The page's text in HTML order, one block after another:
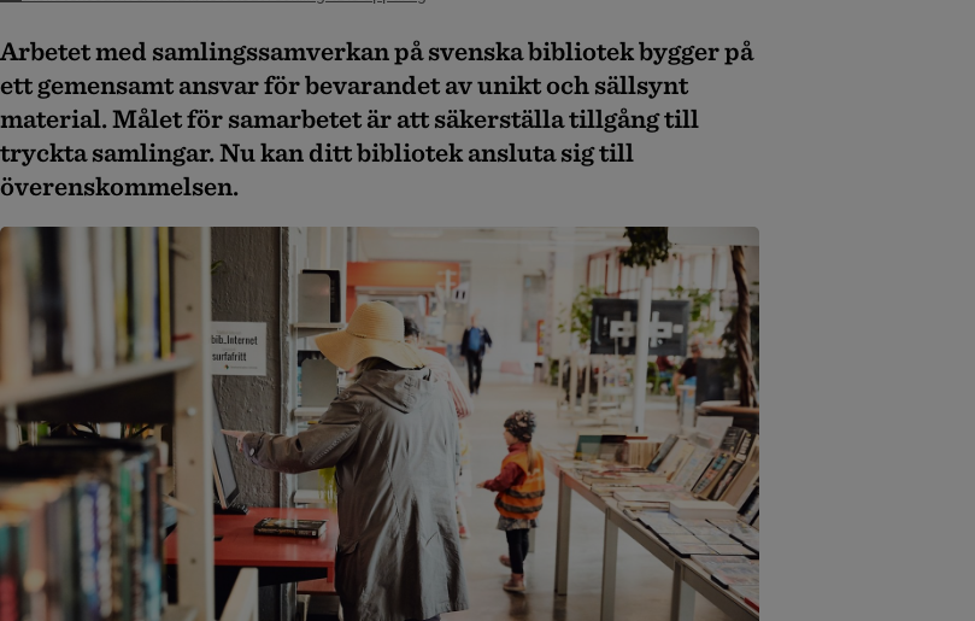
Arbetet med samlingssamverkan på svenska bibliotek bygger på
ett gemensamt ansvar för bevarandet av unikt och sällsynt
material. Målet för samarbetet är att säkerställa tillgång till
tryckta samlingar. Nu kan ditt bibliotek ansluta sig till
överenskommelsen.